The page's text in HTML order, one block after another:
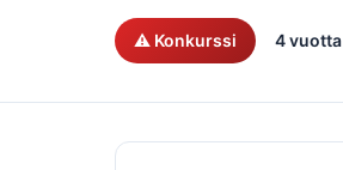
⚠️ Konkurssi 4 vuotta